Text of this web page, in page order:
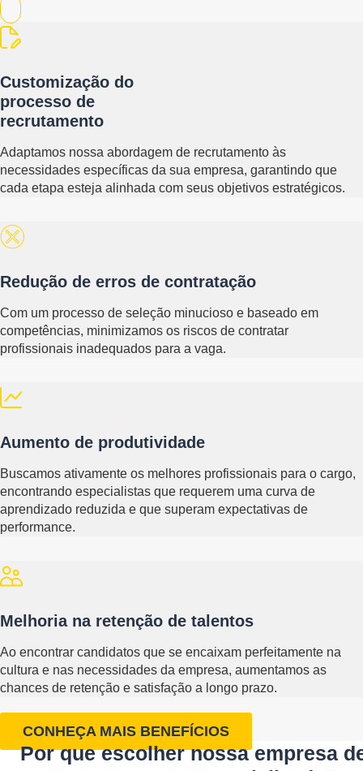
Customização do
processo de
recrutamento
Adaptamos nossa abordagem de recrutamento às
necessidades específicas da sua empresa, garantindo que
cada etapa esteja alinhada com seus objetivos estratégicos.
Redução de erros de contratação
Com um processo de seleção minucioso e baseado em
competências, minimizamos os riscos de contratar
profissionais inadequados para a vaga.
Aumento de produtividade
Buscamos ativamente os melhores profissionais para o cargo,
encontrando especialistas que requerem uma curva de
aprendizado reduzida e que superam expectativas de
performance.
Melhoria na retenção de talentos
Ao encontrar candidatos que se encaixam perfeitamente na
cultura e nas necessidades da empresa, aumentamos as
chances de retenção e satisfação a longo prazo.
CONHEÇA MAIS BENEFÍCIOS
Por que escolher nossa empresa